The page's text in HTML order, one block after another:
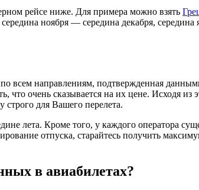
рейсе ниже. Для примера можно взять
ноября — середина декабря,
всем направлениям, подтвержденная
очень сказывается на их цене. Исходя из
для Вашего перелета.
лета. Кроме того, у каждого оператора
отпуска, старайтесь получить
в авиабилетах?